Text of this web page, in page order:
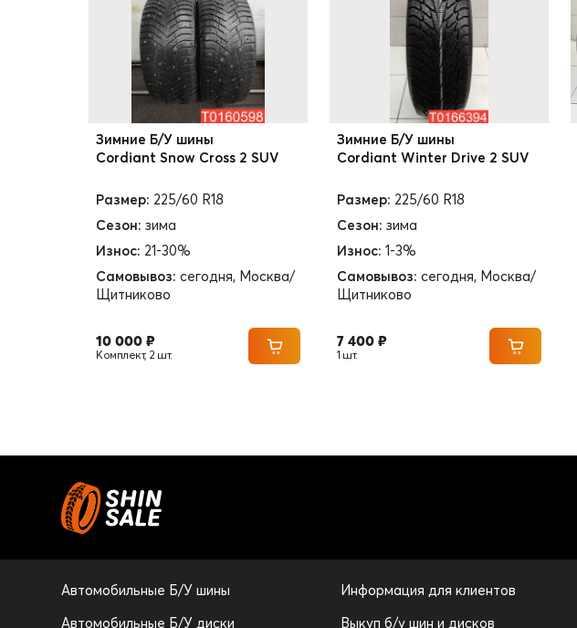
Зимние Б/У шины
Cordiant Snow Cross 2 SUV
Размер: 225/60 R18
Сезон: зима
Износ: 21-30%
Самовывоз: сегодня, Москва/
Щитниково
10 000 ₽
Комплект, 2 шт.
Зимние Б/У шины
Cordiant Winter Drive 2 SUV
Размер: 225/60 R18
Сезон: зима
Износ: 1-3%
Самовывоз: сегодня, Москва/
Щитниково
7 400 ₽
1 шт.
Автомобильные Б/У шины
Автомобильные Б/У диски
Информация для клиентов
Выкуп б/у шин и дисков